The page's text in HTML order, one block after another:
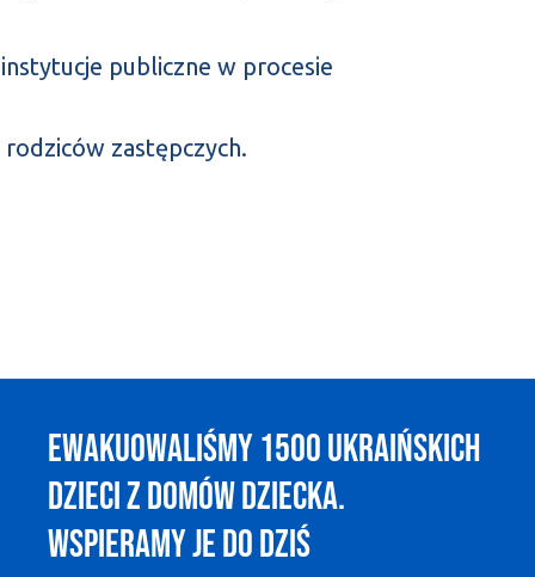
publiczne w procesie
zastępczych.
Ewakuowaliśmy 1500 ukraińskich
dzieci z domów dziecka.
Wspieramy je do dziś